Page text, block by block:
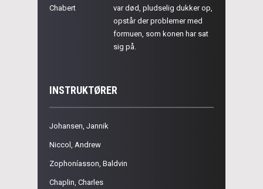
Chabert
var død, pludselig dukker op,
opstår der problemer med
formuen, som konen har sat
sig på.
INSTRUKTØRER
Johansen, Jannik
Niccol, Andrew
Zophoníasson, Baldvin
Chaplin, Charles